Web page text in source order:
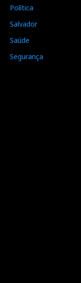
Política
Salvador
Saúde
Segurança